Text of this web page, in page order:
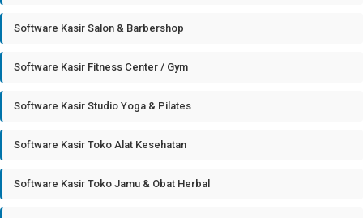
Software Kasir Salon & Barbershop
Software Kasir Fitness Center / Gym
Software Kasir Studio Yoga & Pilates
Software Kasir Toko Alat Kesehatan
Software Kasir Toko Jamu & Obat Herbal